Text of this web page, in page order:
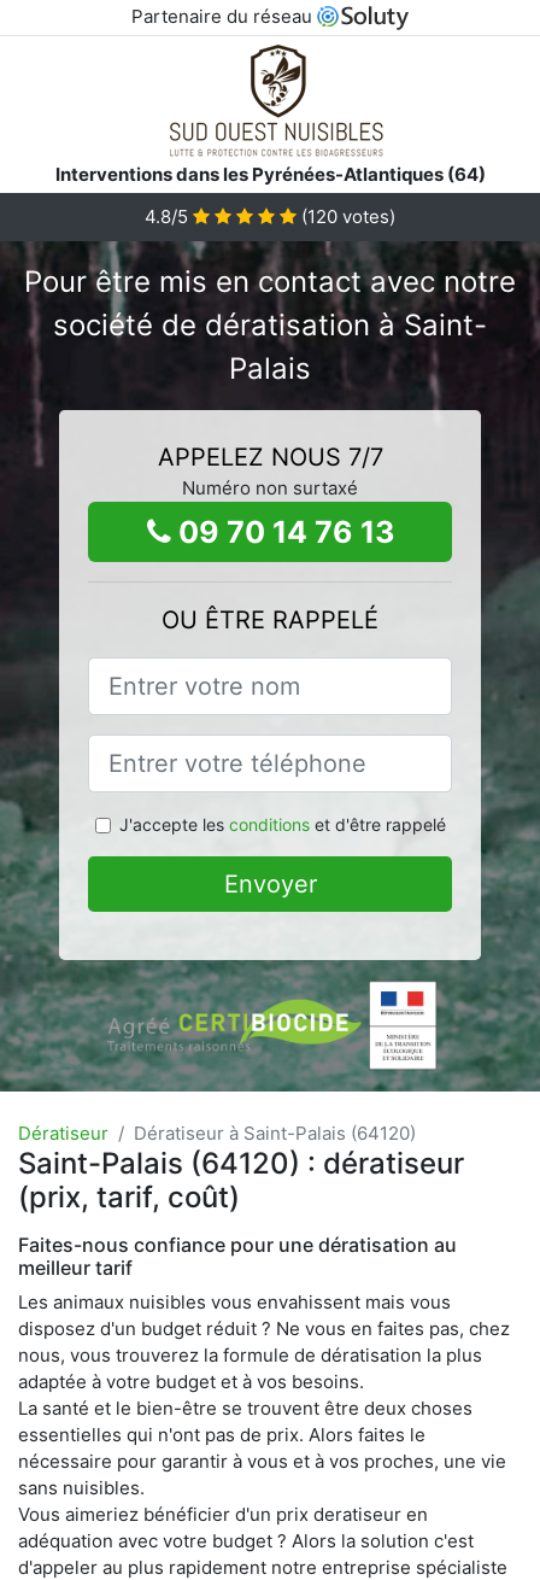
Partenaire du réseau
Interventions dans les Pyrénées-Atlantiques (64)
4.8/5
(120 votes)
Pour être mis en contact avec notre
société de dératisation à Saint-
Palais
APPELEZ NOUS 7/7
Numéro non surtaxé
09 70 14 76 13
OU ÊTRE RAPPELÉ
J'accepte les conditionset d'être rappelé
Envoyer
Dératiseur Dératiseur à Saint-Palais (64120)
Saint-Palais (64120) : dératiseur
(prix, tarif, coût)
Faites-nous confiance pour une dératisation au
meilleur tarif
Les animaux nuisibles vous envahissent mais vous
disposez d'un budget réduit ? Ne vous en faites pas, chez
nous, vous trouverez la formule de dératisation la plus
adaptée à votre budget et à vos besoins.
La santé et le bien-être se trouvent être deux choses
essentielles qui n'ont pas de prix. Alors faites le
nécessaire pour garantir à vous et à vos proches, une vie
sans nuisibles.
Vous aimeriez bénéficier d'un prix deratiseur en
adéquation avec votre budget ? Alors la solution c'est
d'appeler au plus rapidement notre entreprise spécialiste